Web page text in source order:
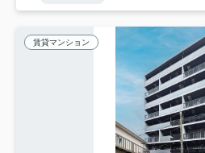
賃貸マンション